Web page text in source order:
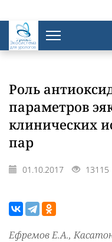
Экосистема
для урологов
Роль
параметров
клинических
пар
01.10.2017 13115
Ефремов Е.А.,